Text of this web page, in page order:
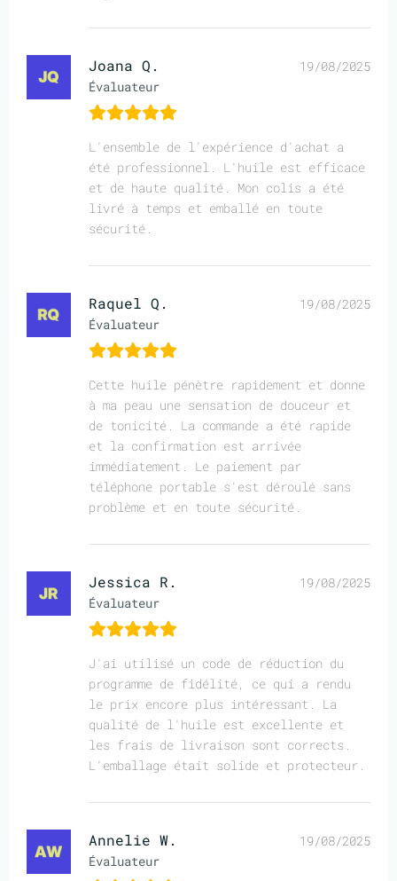
Joana Q.
Évaluateur
19/08/2025
L'ensemble de l'expérience d'achat a
été professionnel. L'huile est efficace
et de haute qualité. Mon colis a été
livré à temps et emballé en toute
sécurité.
Raquel Q.
Évaluateur
19/08/2025
Cette huile pénètre rapidement et donne
à ma peau une sensation de douceur et
de tonicité. La commande a été rapide
et la confirmation est arrivée
immédiatement. Le paiement par
téléphone portable s'est déroulé sans
problème et en toute sécurité.
Jessica R.
Évaluateur
19/08/2025
J'ai utilisé un code de réduction du
programme de fidélité, ce qui a rendu
le prix encore plus intéressant. La
qualité de l'huile est excellente et
les frais de livraison sont corrects.
L'emballage était solide et protecteur.
Annelie W.
Évaluateur
19/08/2025